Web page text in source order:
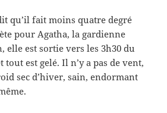
qu’il fait moins quatre degré
pour Agatha, la gardienne
elle est sortie vers les 3h30 du
tout est gelé. Il n’y a pas de vent,
sec d’hiver, sain, endormant